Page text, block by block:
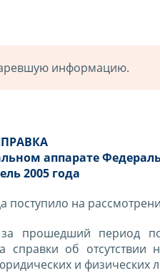
информацию.
аппарате
2005 года
поступило на
прошедший период
об отсутствии
и физических